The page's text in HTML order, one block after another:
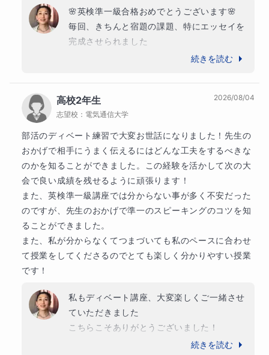
その経験で学んだことは私の授業の骨格となる部分だ
と思っています
【日本語と英語の細かいニュアンスの違い】
も実感しております。
＊日本の英語教育の利点を最大限に引き出しゴールを
目指す
＊英語の本質に触れるレッスン
でたくさんの方々が目標を達成されました。
(合格実績は下記をご覧ください⬇️)
▶️英検各級　TOEFLリーディング
▶️インターナショナルスクール面接、帰国子女　帰国
生入試
慶應SFC
国際基督教大学高等学校
青山学院高等部
Knightsbridge House International School Japan
香港アカデミー合格
NordAngliaインターナショナルスクール合格
DSC Canadian school 合格
海外赴任前のご家族の子供、大人の生徒指導多数
🌸【主な大学合格・指導実績】
国際医療福祉大学　医学部医学科合格
産業医科大学 産業保健学部 現役合格
東京藝術大学音楽学部 現役合格
奈良女子大学文学部 現役合格
東北大学 理学部 合格
山口大学医学部保健科 現役合格
大阪大学 医学部 保健科大学院修士課程 合格
大阪大学 医学部 保健科大学院博士課程 合格
同志社大学 経済学部 現役合格
🌸英検準一級合格おめでとうございます🌸
毎回、きちんと宿題の課題、特にエッセイを
完成させられました
理解の難しい内容も積極的にディスカッショ
させていただき、ありがとうございます
これからも英語学習を楽しんでくださいね
続きを読む
高校2年生
志望校： 電気通信大学
2026/08/04
部活のディベート練習で大変お世話になりました！先生の
おかげで相手にうまく伝えるにはどんな工夫をするべきな
のかを知ることができました。この経験を活かして次の大
会で良い成績を残せるように頑張ります！
また、英検準一級講座では分からない事が多く不安だった
のですが、先生のおかげで準一のスピーキングのコツを知
ることができました。
また、私が分からなくてつまづいても私のペースに合わせ
て授業をしてくださるのでとても楽しく分かりやすい授業
です！
私もディベート講座、大変楽しくご一緒させ
ていただきました
こちらこそありがとうございました！
いつも色々な議題に真剣に取り組まれ、すぐ
続きを読む